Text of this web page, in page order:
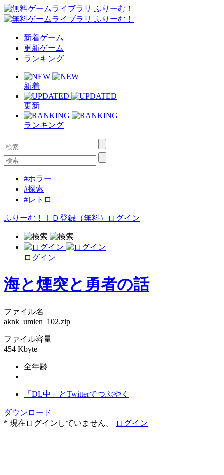
新着ゲーム
更新ゲーム
ランキング
新着
更新
ランキング
#ホラー
#探索
#レトロ
ふりーむ！ＩＤ登録（無料） ログイン
ログイン
海と煙突と勇者の話
ファイル名
aknk_umien_102.zip
ファイル容量
454 Kbyte
全年齢
「DL中」とTwitterでつぶやく
ダウンロード
* 現在ログインしていません。
ログイン